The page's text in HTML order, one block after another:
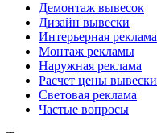
Демонтаж вывесок
Дизайн вывески
Интерьерная реклама
Монтаж рекламы
Наружная реклама
Расчет цены вывески
Световая реклама
Частые вопросы